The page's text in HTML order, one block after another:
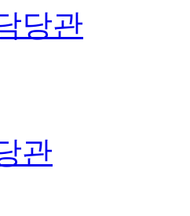
당관
관